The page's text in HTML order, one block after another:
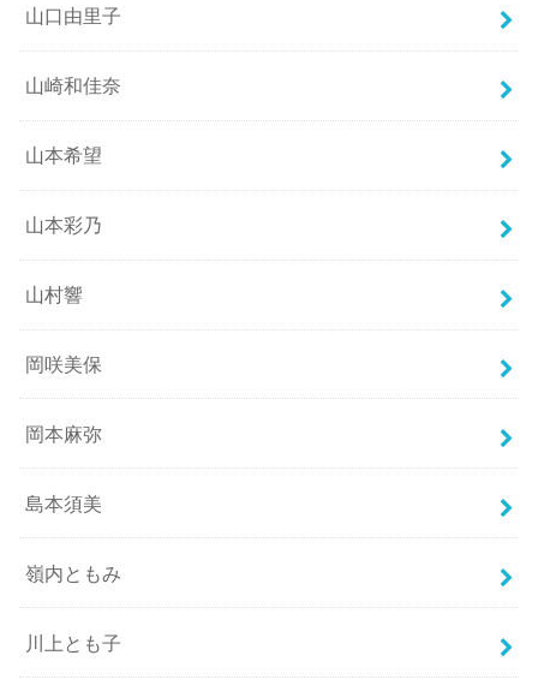
山口由里子
山崎和佳奈
山本希望
山本彩乃
山村響
岡咲美保
岡本麻弥
島本須美
嶺内ともみ
川上とも子